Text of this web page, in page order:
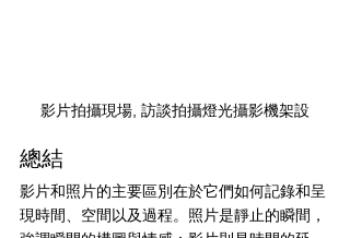
影片拍攝現場, 訪談拍攝燈光攝影機架設
總結
影片和照片的主要區別在於它們如何記錄和呈
現時間、空間以及過程。照片是靜止的瞬間，